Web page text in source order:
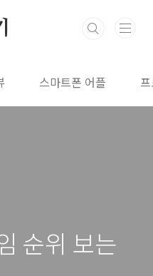
스마트폰 어플
순위 보는